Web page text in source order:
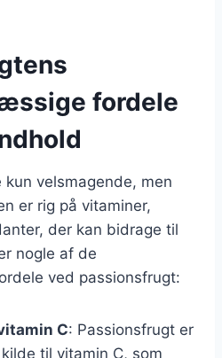
fordele
velsmagende, men
er rig på vitaminer,
der kan bidrage til
nogle af de
ved passionsfrugt:
C: Passionsfrugt er
til vitamin C, som